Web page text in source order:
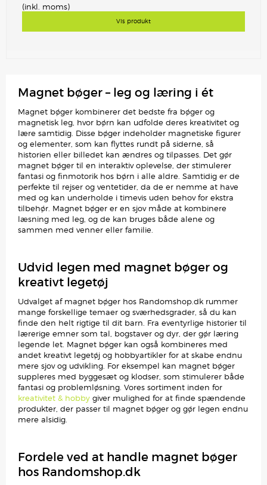
(inkl. moms)
Vis produkt
Magnet bøger – leg og læring i ét
Magnet bøger kombinerer det bedste fra bøger og
magnetisk leg, hvor børn kan udfolde deres kreativitet og
lære samtidig. Disse bøger indeholder magnetiske figurer
og elementer, som kan flyttes rundt på siderne, så
historien eller billedet kan ændres og tilpasses. Det gør
magnet bøger til en interaktiv oplevelse, der stimulerer
fantasi og finmotorik hos børn i alle aldre. Samtidig er de
perfekte til rejser og ventetider, da de er nemme at have
med og kan underholde i timevis uden behov for ekstra
tilbehør. Magnet bøger er en sjov måde at kombinere
læsning med leg, og de kan bruges både alene og
sammen med venner eller familie.
Udvid legen med magnet bøger og
kreativt legetøj
Udvalget af magnet bøger hos Randomshop.dk rummer
mange forskellige temaer og sværhedsgrader, så du kan
finde den helt rigtige til dit barn. Fra eventyrlige historier til
lærerige emner som tal, bogstaver og dyr, der gør læring
legende let. Magnet bøger kan også kombineres med
andet kreativt legetøj og hobbyartikler for at skabe endnu
mere sjov og udvikling. For eksempel kan magnet bøger
suppleres med byggesæt og klodser, som stimulerer både
fantasi og problemløsning. Vores sortiment inden for
kreativitet & hobby giver mulighed for at finde spændende
produkter, der passer til magnet bøger og gør legen endnu
mere alsidig.
Fordele ved at handle magnet bøger
hos Randomshop.dk